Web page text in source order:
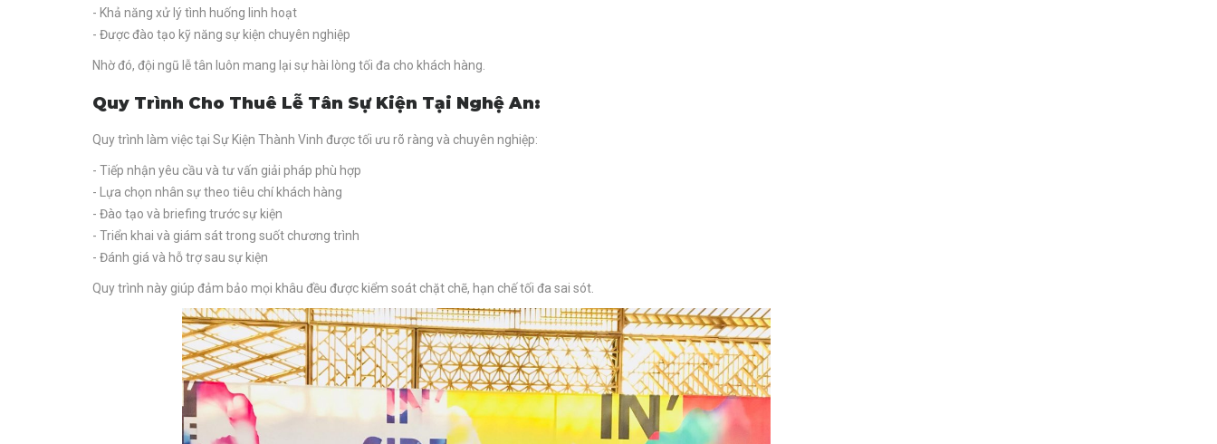
- Khả năng xử lý tình huống linh hoạt
- Được đào tạo kỹ năng sự kiện chuyên nghiệp
Nhờ đó, đội ngũ lễ tân luôn mang lại sự hài lòng tối đa cho khách hàng.
Quy Trình Cho Thuê Lễ Tân Sự Kiện Tại Nghệ An:
Quy trình làm việc tại Sự Kiện Thành Vinh được tối ưu rõ ràng và chuyên nghiệp:
- Tiếp nhận yêu cầu và tư vấn giải pháp phù hợp
- Lựa chọn nhân sự theo tiêu chí khách hàng
- Đào tạo và briefing trước sự kiện
- Triển khai và giám sát trong suốt chương trình
- Đánh giá và hỗ trợ sau sự kiện
Quy trình này giúp đảm bảo mọi khâu đều được kiểm soát chặt chẽ, hạn chế tối đa sai sót.